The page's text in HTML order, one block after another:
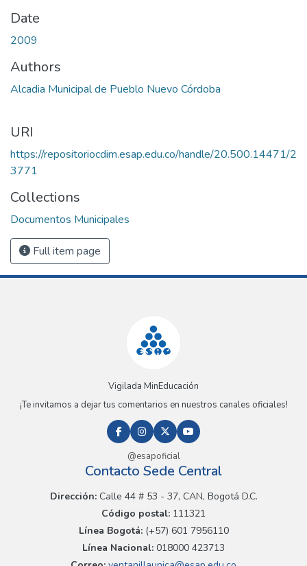
Date
2009
Authors
Alcadia Municipal de Pueblo Nuevo Córdoba
URI
https://repositoriocdim.esap.edu.co/handle/20.500.14471/2
3771
Collections
Documentos Municipales
Full item page
Vigilada MinEducación
¡Te invitamos a dejar tus comentarios en nuestros canales oficiales!
@esapoficial
Contacto Sede Central
Dirección:Calle 44 # 53 - 37, CAN, Bogotá D.C.
Código postal: 111321
Línea Bogotá:(+57) 601 7956110
Línea Nacional: 018000 423713